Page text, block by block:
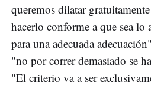
queremos dilatar
hacerlo conforme a que sea lo
para una adecuada
"no por correr demasiado se
"El criterio va a ser